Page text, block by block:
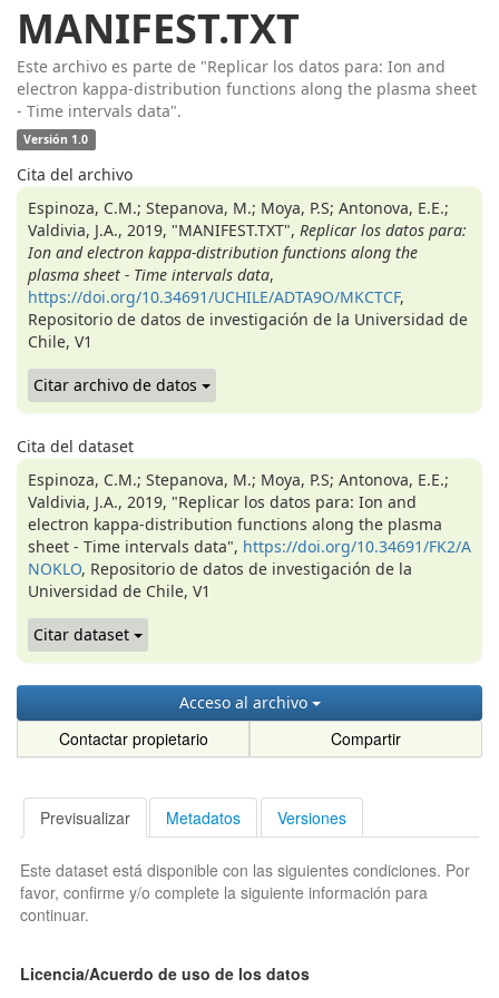
MANIFEST.TXT
Este archivo es parte de "Replicar los datos para: Ion and
electron kappa-distribution functions along the plasma sheet
- Time intervals data".
Versión 1.0
Cita del archivo
Espinoza, C.M.; Stepanova, M.; Moya, P.S; Antonova, E.E.;
Valdivia, J.A., 2019, "MANIFEST.TXT", Replicar los datos para:
Ion and electron kappa-distribution functions along the
plasma sheet - Time intervals data,
https://doi.org/10.34691/UCHILE/ADTA9O/MKCTCF,
Repositorio de datos de investigación de la Universidad de
Chile, V1
Citar archivo de datos
Cita del dataset
Espinoza, C.M.; Stepanova, M.; Moya, P.S; Antonova, E.E.;
Valdivia, J.A., 2019, "Replicar los datos para: Ion and
electron kappa-distribution functions along the plasma
sheet - Time intervals data", https://doi.org/10.34691/FK2/A
NOKLO, Repositorio de datos de investigación de la
Universidad de Chile, V1
Citar dataset
Acceso al archivo
Contactar propietario Compartir
Previsualizar Metadatos Versiones
Este dataset está disponible con las siguientes condiciones. Por
favor, confirme y/o complete la siguiente información para
continuar.
Licencia/Acuerdo de uso de los datos